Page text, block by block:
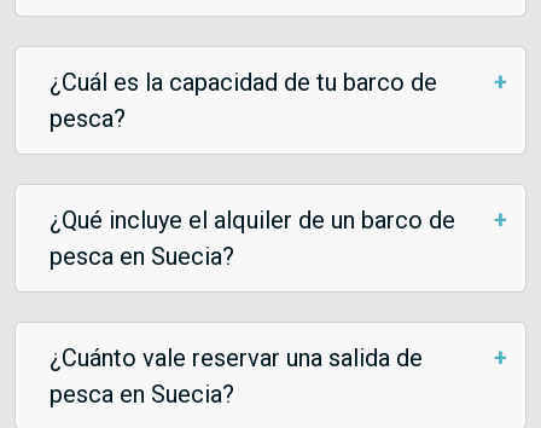
¿Cuál es la capacidad de tu barco de
pesca?
¿Qué incluye el alquiler de un barco de
pesca en Suecia?
¿Cuánto vale reservar una salida de
pesca en Suecia?